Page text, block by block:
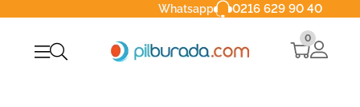
Whatsapp 0216 629 90 40
0